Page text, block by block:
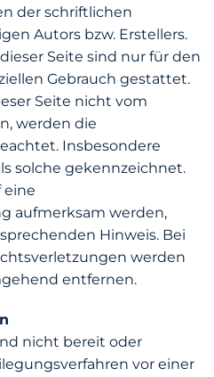
der schriftlichen
Autors bzw. Erstellers.
Seite sind nur für den
Gebrauch gestattet.
Seite nicht vom
werden die
Insbesondere
solche gekennzeichnet.
eine
aufmerksam werden,
Hinweis. Bei
werden
entfernen.
nicht bereit oder
vor einer